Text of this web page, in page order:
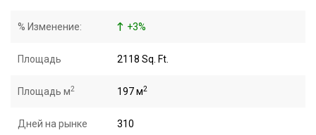
% Изменение: +3%
Площадь 2118 Sq. Ft.
Площадь м2 197 м2
Дней на рынке 310